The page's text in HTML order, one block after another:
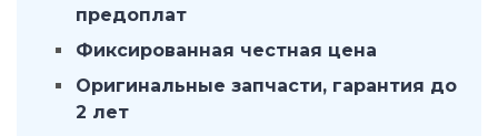
предоплат
Фиксированная честная цена
Оригинальные запчасти, гарантия до
2 лет